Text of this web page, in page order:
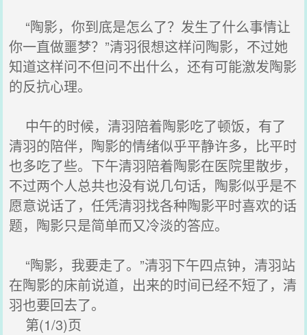
“陶影，你到底是怎么了？发生了什么事情让
你一直做噩梦？”清羽很想这样问陶影，不过她
知道这样问不但问不出什么，还有可能激发陶影
的反抗心理。
中午的时候，清羽陪着陶影吃了顿饭，有了
清羽的陪伴，陶影的情绪似乎平静许多，比平时
也多吃了些。下午清羽陪着陶影在医院里散步，
不过两个人总共也没有说几句话，陶影似乎是不
愿意说话了，任凭清羽找各种陶影平时喜欢的话
题，陶影只是简单而又冷淡的答应。
“陶影，我要走了。”清羽下午四点钟，清羽站
在陶影的床前说道，出来的时间已经不短了，清
羽也要回去了。
第(1/3)页